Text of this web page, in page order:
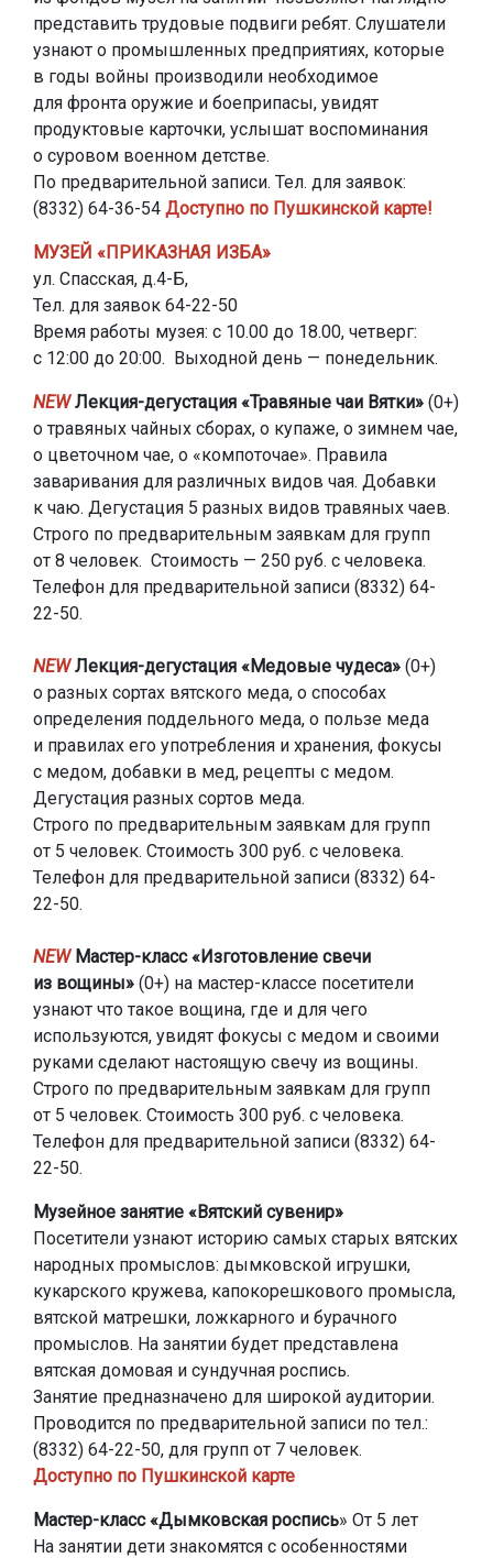
представить трудовые подвиги ребят. Слушатели
узнают о промышленных предприятиях, которые
в годы войны производили необходимое
для фронта оружие и боеприпасы, увидят
продуктовые карточки, услышат воспоминания
о суровом военном детстве.
По предварительной записи. Тел. для заявок:
(8332) 64-36-54 Доступно по Пушкинской карте!
МУЗЕЙ «ПРИКАЗНАЯ ИЗБА»
ул. Спасская, д.4-Б,
Тел. для заявок 64-22-50
Время работы музея: с 10.00 до 18.00, четверг:
с 12:00 до 20:00. Выходной день — понедельник.
NEWЛекция-дегустация «Травяные чаи Вятки» (0+)
о травяных чайных сборах, о купаже, о зимнем чае,
о цветочном чае, о «компоточае». Правила
заваривания для различных видов чая. Добавки
к чаю. Дегустация 5 разных видов травяных чаев.
Строго по предварительным заявкам для групп
от 8 человек. Стоимость — 250 руб. с человека.
Телефон для предварительной записи (8332) 64-
22-50.
NEWЛекция-дегустация «Медовые чудеса» (0+)
о разных сортах вятского меда, о способах
определения поддельного меда, о пользе меда
и правилах его употребления и хранения, фокусы
с медом, добавки в мед, рецепты с медом.
Дегустация разных сортов меда.
Строго по предварительным заявкам для групп
от 5 человек. Стоимость 300 руб. с человека.
Телефон для предварительной записи (8332) 64-
22-50.
NEWМастер-класс «Изготовление свечи
из вощины» (0+) на мастер-классе посетители
узнают что такое вощина, где и для чего
используются, увидят фокусы с медом и своими
руками сделают настоящую свечу из вощины.
Строго по предварительным заявкам для групп
от 5 человек. Стоимость 300 руб. с человека.
Телефон для предварительной записи (8332) 64-
22-50.
Музейное занятие «Вятский сувенир»
Посетители узнают историю самых старых вятских
народных промыслов: дымковской игрушки,
кукарского кружева, капокорешкового промысла,
вятской матрешки, ложкарного и бурачного
промыслов. На занятии будет представлена
вятская домовая и сундучная роспись.
Занятие предназначено для широкой аудитории.
Проводится по предварительной записи по тел.:
(8332) 64-22-50, для групп от 7 человек.
Доступно по Пушкинской карте
Мастер-класс «Дымковская роспись» От 5 лет
На занятии дети знакомятся с особенностями